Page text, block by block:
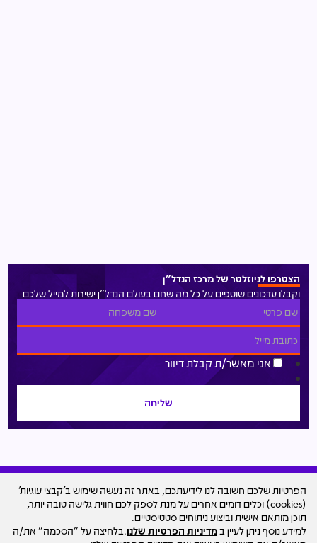
הצטרפו לניוזלטר של מרכז הנדל"ן
וקבלו עדכונים שוטפים על כל מה שחם בעולם הנדל"ן ישירות למייל שלכם
אני מאשר/ת קבלת דיוור
עיצוב האתר
© כל הזכויות שמורות למרכז הנדל"ן ישראל - סקאלה
הפרטיות שלכם חשובה לנו לידיעתכם, באתר זה נעשה שימוש ב'קבצי עוגיות'
(cookies) וכלים דומים אחרים על מנת לספק לכם חווית גלישה טובה יותר,
תוכן מותאם אישית וביצוע ניתוחים סטטיסטיים.
למידע נוסף ניתן לעיין במדיניות הפרטיות שלנו.בלחיצה על "הסכמה" את/ה